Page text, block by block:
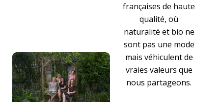
françaises de haute
qualité, où
naturalité et bio ne
sont pas une mode
mais véhiculent de
vraies valeurs que
nous partageons.